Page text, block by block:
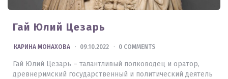
Гай Юлий Цезарь
POSTED
КАРИНА МОНАХОВА 09.10.2022 0 COMMENTS
Гай Юлий Цезарь – талантливый полководец и оратор,
древнеримский государственный и политический деятель